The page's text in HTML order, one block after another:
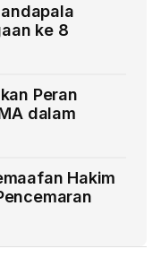
ke 8
Peran
dalam
Hakim